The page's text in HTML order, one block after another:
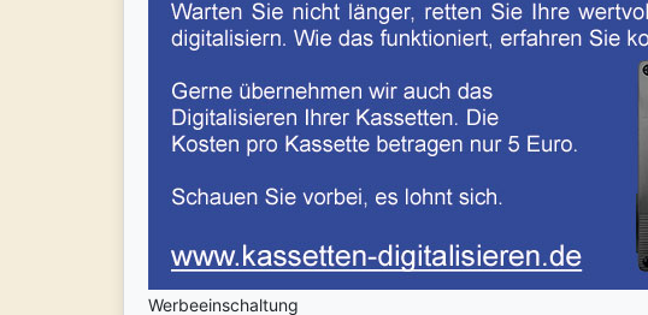
Werbeeinschaltung